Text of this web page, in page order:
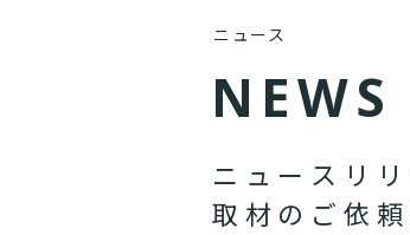
ニュース
N EWS
ニ ュ ー ス リ リ
取 材 の ご 依 頼